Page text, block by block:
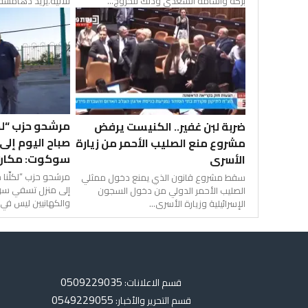
ضربة لبن غفير.. الكنيست يرفض
مشروع منع الصليب الأحمر من زيارة
الأسرى
سقط مشروع قانون الذي يمنع دخول ممثلي
الصليب الأحمر الدولي من دخول السجون
الإسرائيلية وزيارة الأسرى...
مرشحو حزب
صباح اليوم
سوكوت: مكان
مرشحو حزب
إلى منزل تسفي
والكهانيين ليس
قسم الاعلانات: 0509229035
قسم التحرير والأخبار: 0549229055